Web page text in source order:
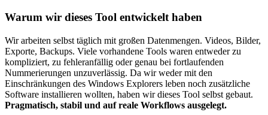
Warum wir dieses Tool entwickelt haben
Wir arbeiten selbst täglich mit großen Datenmengen. Videos, Bilder,
Exporte, Backups. Viele vorhandene Tools waren entweder zu
kompliziert, zu fehleranfällig oder genau bei fortlaufenden
Nummerierungen unzuverlässig. Da wir weder mit den
Einschränkungen des Windows Explorers leben noch zusätzliche
Software installieren wollten, haben wir dieses Tool selbst gebaut.
Pragmatisch, stabil und auf reale Workflows ausgelegt.